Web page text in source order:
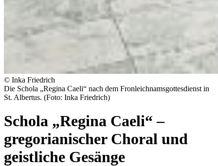
© Inka Friedrich
Die Schola „Regina Caeli“ nach dem Fronleichnamsgottesdienst in
St. Albertus. (Foto: Inka Friedrich)
Schola „Regina Caeli“ –
gregorianischer Choral und
geistliche Gesänge